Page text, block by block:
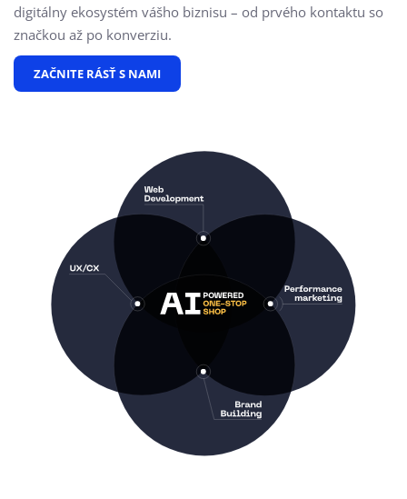
digitálny ekosystém vášho biznisu – od prvého kontaktu so
značkou až po konverziu.
ZAČNITE RÁSŤ S NAMI